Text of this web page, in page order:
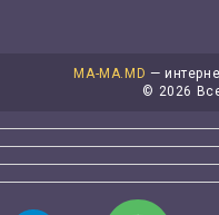
MA-MA.MD —
© 2026